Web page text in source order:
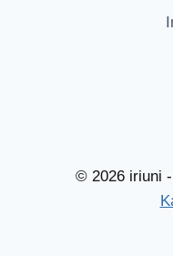
© 2026 iriuni